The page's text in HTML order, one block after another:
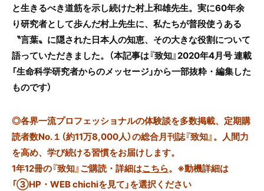
と生きるべき道筋を示し続けた村上和雄先生。 実に60年余
り研究者として歩んだ村上先生に、私たちが普段使うある
〝言葉〟に隠された日本人の知恵、その大きな役割について
語っていただきました。 （本記事は『致知』2020年4月号 連載
「生命科学研究者からのメッセージ」から一部抜粋・編集した
ものです）
◎各界一流プロフェッショナルの体験談を多数掲載、定期購
読者数No.１（約11万8,000人）の総合月刊誌『致知』。人間力
を高め、学び続ける習慣をお届けします。
1年12冊の『致知』ご購読・詳細はこちら。 ※動機詳細は
「③HP・WEB chichiを見て」を選択ください